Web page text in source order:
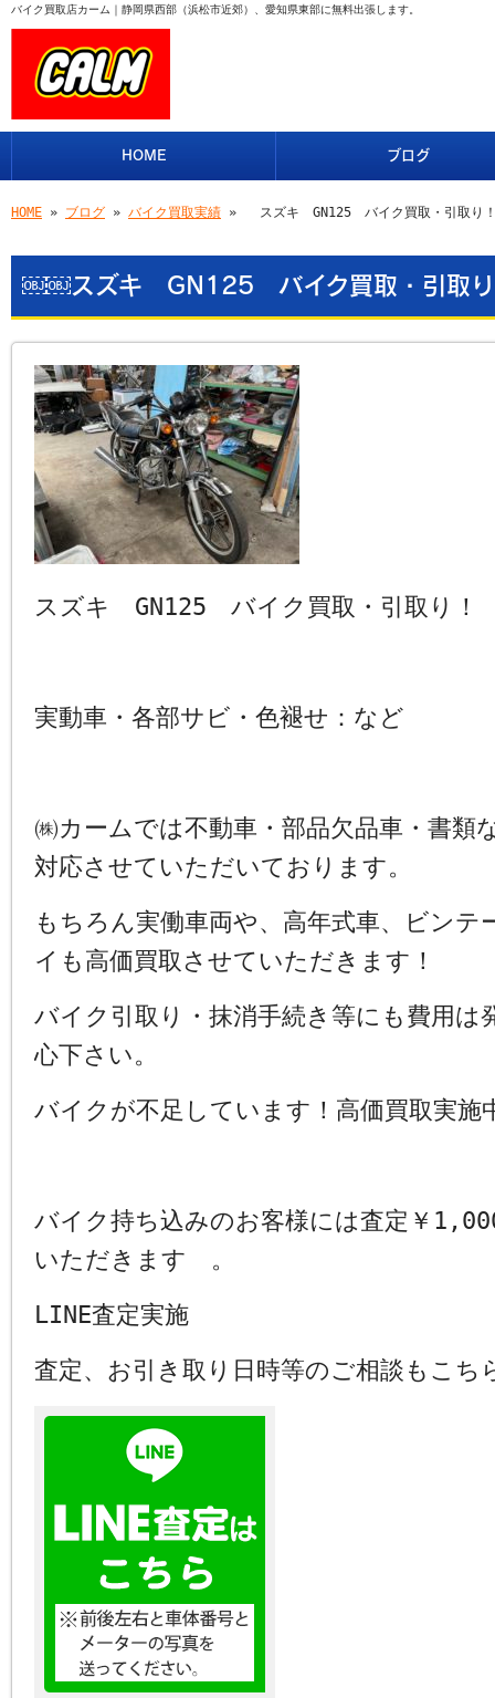
バイク買取店カーム｜静岡県西部（浜松市近郊）、愛知県東部に無料出張します。
HOME ブログ
HOME » ブログ » バイク買取実績 » ￼￼スズキ GN125 バイク買取・引取り
￼￼スズキ GN125 バイク買取・引取
スズキ GN125 バイク買取・引取り！
実動車・各部サビ・色褪せ：など
㈱カームでは不動車・部品欠品車・書類
対応させていただいております。
もちろん実働車両や、高年式車、ビンテ
イも高価買取させていただきます！
バイク引取り・抹消手続き等にも費用は
心下さい。
バイクが不足しています！高価買取実施
バイク持ち込みのお客様には査定￥
いただきます 。
LINE査定実施
査定、お引き取り日時等のご相談もこち